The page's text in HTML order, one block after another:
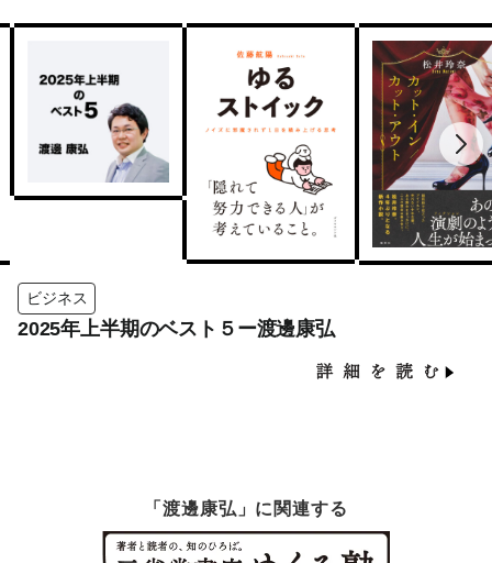
ビジネス
2025年上半期のベスト５ー渡邊康弘
「渡邊康弘」に関連する